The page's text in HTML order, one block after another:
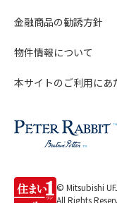
金融商品の勧誘方針
物件情報について
本サイトのご利用にあ
© Mitsubishi
All Rights